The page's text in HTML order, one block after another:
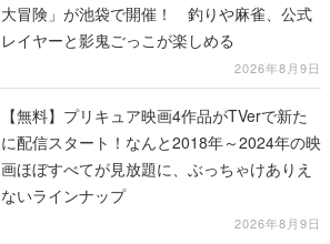
大冒険」が池袋で開催！ 釣りや麻雀、公式
レイヤーと影鬼ごっこが楽しめる
2026年8月9日
【無料】プリキュア映画4作品がTVerで新た
に配信スタート！なんと2018年～2024年の映
画ほぼすべてが見放題に、ぶっちゃけありえ
ないラインナップ
2026年8月9日